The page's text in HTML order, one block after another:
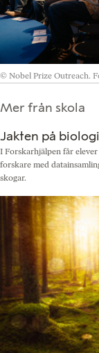
© Nobel Prize Outreach.
Mer från skola
Jakten på
I Forskarhjälpen får
forskare med
skogar.